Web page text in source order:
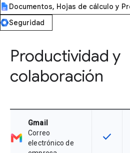
Documentos, Hojas de cálculo y
Seguridad
Productividad y
colaboración
Gmail
Correo
electrónico de
Esta
check